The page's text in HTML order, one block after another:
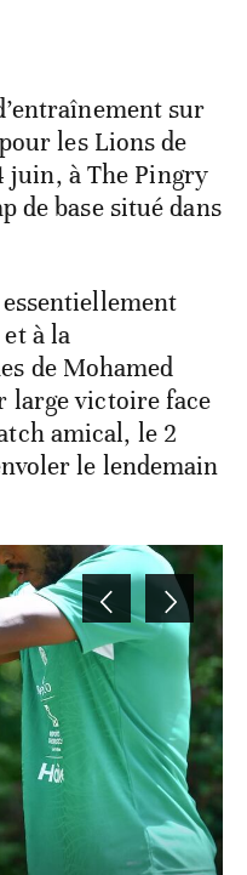
sur
les Lions de
juin, à The Pingry
de base situé dans
à la
de Mohamed
large victoire face
amical, le 2
le lendemain